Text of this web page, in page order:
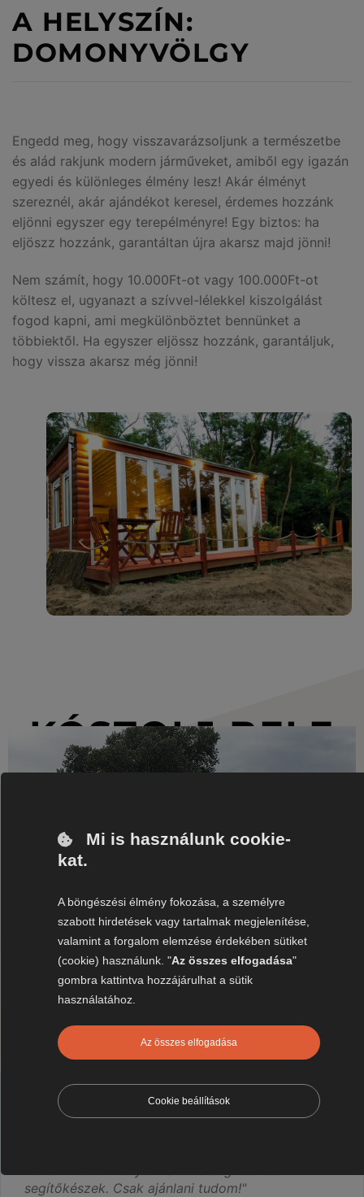
A HELYSZÍN:
DOMONYVÖLGY
Engedd meg, hogy visszavarázsoljunk a természetbe
és alád rakjunk modern járműveket, amiből egy igazán
egyedi és különleges élmény lesz! Akár élményt
szereznél, akár ajándékot keresel, érdemes hozzánk
eljönni egyszer egy terepélményre! Egy biztos: ha
eljöszz hozzánk, garantáltan újra akarsz majd jönni!
Nem számít, hogy 10.000Ft-ot vagy 100.000Ft-ot
költesz el, ugyanazt a szívvel-lélekkel kiszolgálást
fogod kapni, ami megkülönböztet bennünket a
többiektől. Ha egyszer eljössz hozzánk, garantáljuk,
hogy vissza akarsz még jönni!
KÓSTOLJ BELE
AZ ÉLMÉNYBE!
4.9 csillagos átlagos
értékelés Google-ön
segítőkészek. Csak ajánlani tudom!"
Mi is használunk cookie-
kat.
A böngészési élmény fokozása, a személyre
szabott hirdetések vagy tartalmak megjelenítése,
valamint a forgalom elemzése érdekében sütiket
(cookie) használunk. "Az összes elfogadása"
gombra kattintva hozzájárulhat a sütik
használatához.
Az összes elfogadása
Cookie beállítások